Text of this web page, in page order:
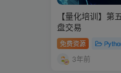
【量化培训】第
盘交易
免费资源
3年前